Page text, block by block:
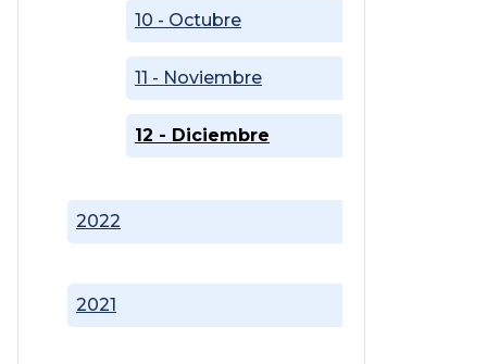
2021
2022
10 - Octubre
11 - Noviembre
12 - Diciembre